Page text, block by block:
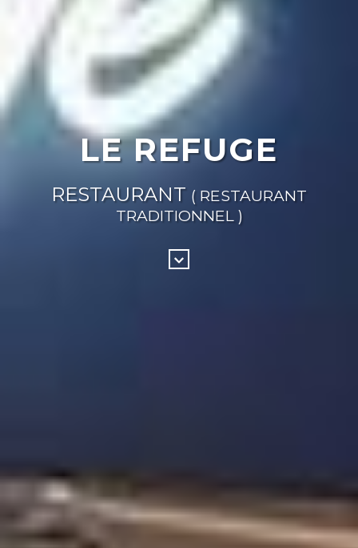
LE REFUGE
RESTAURANT ( RESTAURANT
TRADITIONNEL )